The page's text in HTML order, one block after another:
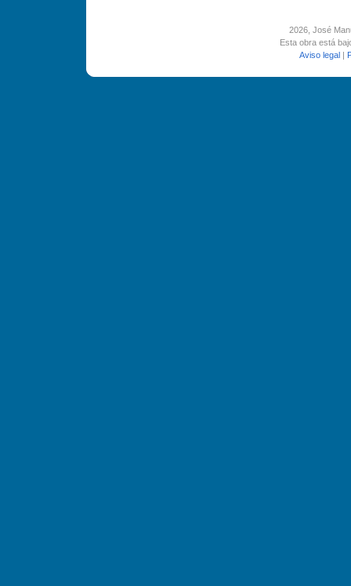
2026, José
Esta obra está
Aviso legal |